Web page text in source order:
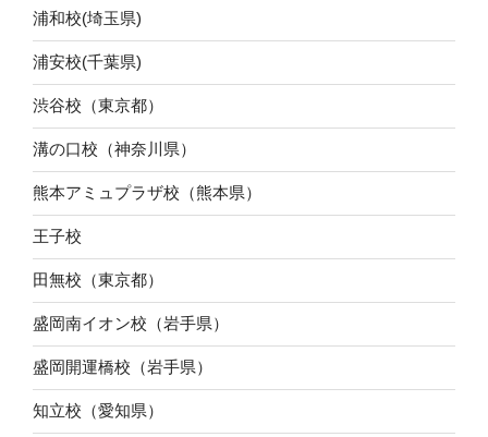
浦和校(埼玉県)
浦安校(千葉県)
渋谷校（東京都）
溝の口校（神奈川県）
熊本アミュプラザ校（熊本県）
王子校
田無校（東京都）
盛岡南イオン校（岩手県）
盛岡開運橋校（岩手県）
知立校（愛知県）